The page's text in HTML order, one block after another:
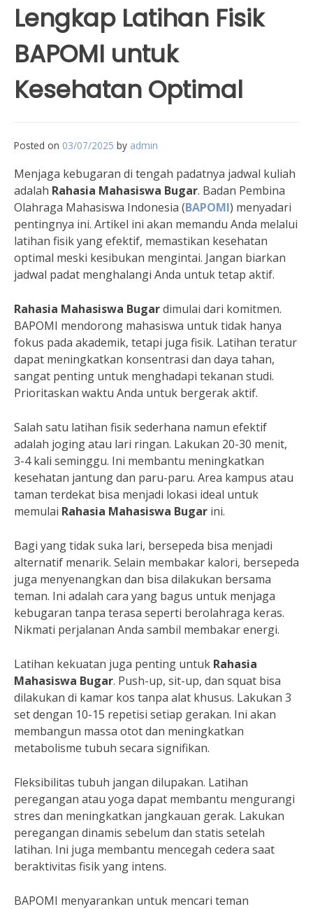
Lengkap Latihan Fisik
BAPOMI untuk
Kesehatan Optimal
Posted on 03/07/2025 by admin
Menjaga kebugaran di tengah padatnya jadwal kuliah
adalah Rahasia Mahasiswa Bugar. Badan Pembina
Olahraga Mahasiswa Indonesia (BAPOMI) menyadari
pentingnya ini. Artikel ini akan memandu Anda melalui
latihan fisik yang efektif, memastikan kesehatan
optimal meski kesibukan mengintai. Jangan biarkan
jadwal padat menghalangi Anda untuk tetap aktif.
Rahasia Mahasiswa Bugardimulai dari komitmen.
BAPOMI mendorong mahasiswa untuk tidak hanya
fokus pada akademik, tetapi juga fisik. Latihan teratur
dapat meningkatkan konsentrasi dan daya tahan,
sangat penting untuk menghadapi tekanan studi.
Prioritaskan waktu Anda untuk bergerak aktif.
Salah satu latihan fisik sederhana namun efektif
adalah joging atau lari ringan. Lakukan 20-30 menit,
3-4 kali seminggu. Ini membantu meningkatkan
kesehatan jantung dan paru-paru. Area kampus atau
taman terdekat bisa menjadi lokasi ideal untuk
memulai Rahasia Mahasiswa Bugar ini.
Bagi yang tidak suka lari, bersepeda bisa menjadi
alternatif menarik. Selain membakar kalori, bersepeda
juga menyenangkan dan bisa dilakukan bersama
teman. Ini adalah cara yang bagus untuk menjaga
kebugaran tanpa terasa seperti berolahraga keras.
Nikmati perjalanan Anda sambil membakar energi.
Latihan kekuatan juga penting untuk Rahasia
Mahasiswa Bugar. Push-up, sit-up, dan squat bisa
dilakukan di kamar kos tanpa alat khusus. Lakukan 3
set dengan 10-15 repetisi setiap gerakan. Ini akan
membangun massa otot dan meningkatkan
metabolisme tubuh secara signifikan.
Fleksibilitas tubuh jangan dilupakan. Latihan
peregangan atau yoga dapat membantu mengurangi
stres dan meningkatkan jangkauan gerak. Lakukan
peregangan dinamis sebelum dan statis setelah
latihan. Ini juga membantu mencegah cedera saat
beraktivitas fisik yang intens.
BAPOMI menyarankan untuk mencari teman